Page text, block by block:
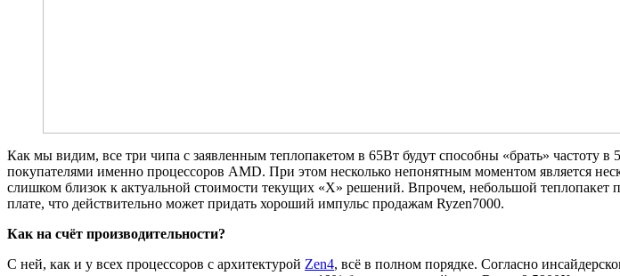
Как мы видим, все три чипа с заявленным теплопакетом в 65Вт будут способны «брать»
покупателями именно процессоров AMD. При этом несколько непонятным моментом является
слишком близок к актуальной стоимости текущих «X» решений. Впрочем, небольшой теплопакет
плате, что действительно может придать хороший импульс продажам Ryzen7000.
Как на счёт производительности?
С ней, как и у всех процессоров с архитектурой Zen4, всё в полном порядке. Согласно